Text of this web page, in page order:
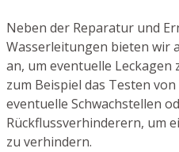
Neben der Reparatur und
Wasserleitungen bieten wir
an, um eventuelle
zum Beispiel das Testen
eventuelle Schwachstellen
Rückflussverhinderern, um
zu verhindern.